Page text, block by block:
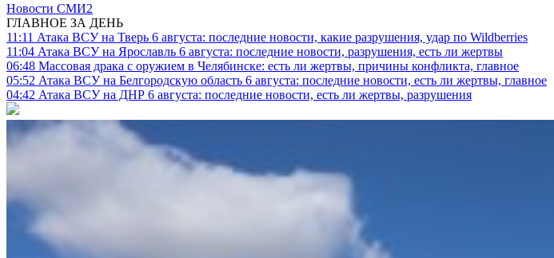
Новости СМИ2
ГЛАВНОЕ ЗА ДЕНЬ
11:11 Атака ВСУ на Тверь 6 августа: последние новости, какие разрушения, удар по Wildberries
11:04 Атака ВСУ на Ярославль 6 августа: последние новости, разрушения, есть ли жертвы
06:48 Массовая драка с оружием в Челябинске: есть ли жертвы, причины конфликта, главное
05:52 Атака ВСУ на Белгородскую область 6 августа: последние новости, есть ли жертвы, главное
04:42 Атака ВСУ на ДНР 6 августа: последние новости, есть ли жертвы, разрушения